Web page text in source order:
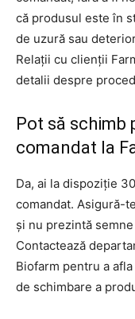
că produsul este în
de uzură sau
Relații cu clienții
detalii despre
Pot să schimb
comandat la
Da, ai la dispoziție
comandat. Asigură-
și nu prezintă
Contactează
Biofarm pentru a
de schimbare a